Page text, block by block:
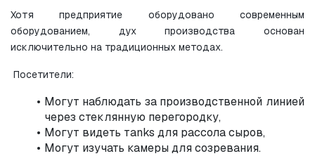
Хотя предприятие оборудовано современным
оборудованием, дух производства основан
исключительно на традиционных методах.
Посетители:
Могут наблюдать за производственной линией
через стеклянную перегородку,
Могут видеть тanks для рассола сыров,
Могут изучать камеры для созревания.